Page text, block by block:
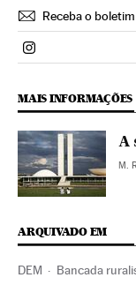
Receba o
Politica El País
MAIS INFORMAÇÕES
A
M.
ARQUIVADO EM
DEM Bancada